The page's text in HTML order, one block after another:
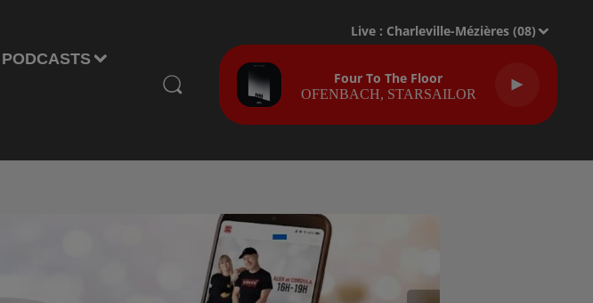
PODCASTS
Live : Charleville-Mézières (08)
Four To The Floor
OFENBACH, STARSAILOR